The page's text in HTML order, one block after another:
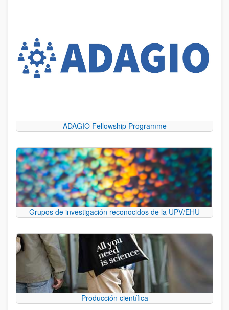
ADAGIO Fellowship Programme
Grupos de investigación reconocidos de la UPV/EHU
Producción científica